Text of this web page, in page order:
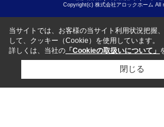
Copyright(c) 株式会社アロックホーム All
当サイトでは、お客様の当サイト利用状況把握
して、クッキー（Cookie）を使用しています。
詳しくは、当社の 「Cookieの取扱いについて」
閉じる